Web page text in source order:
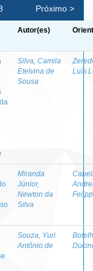
Próximo >
Autor(es)
Silva, Camila
Etelvina de
Sousa
Luís
Miranda
Júnior,
Newton da
Silva
Souza, Yuri
Antônio de